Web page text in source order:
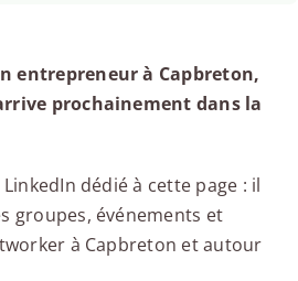
entrepreneur à Capbreton,
prochainement dans la
dédié à cette page : il
groupes, événements et
à Capbreton et autour